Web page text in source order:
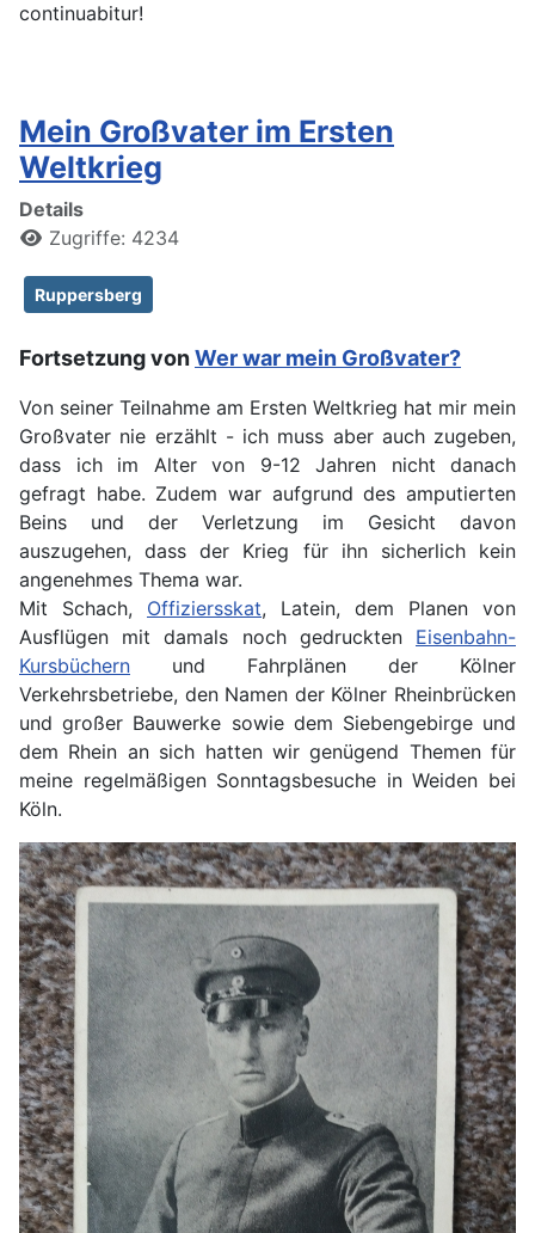
continuabitur!
Mein Großvater im Ersten
Weltkrieg
Details
Zugriffe: 4234
Ruppersberg
Fortsetzung vonWer war mein Großvater?
Von seiner Teilnahme am Ersten Weltkrieg hat mir mein
Großvater nie erzählt - ich muss aber auch zugeben,
dass ich im Alter von 9-12 Jahren nicht danach
gefragt habe. Zudem war aufgrund des amputierten
Beins und der Verletzung im Gesicht davon
auszugehen, dass der Krieg für ihn sicherlich kein
angenehmes Thema war.
Mit Schach, Offiziersskat, Latein, dem Planen von
Ausflügen mit damals noch gedruckten Eisenbahn-
Kursbüchern und Fahrplänen der Kölner
Verkehrsbetriebe, den Namen der Kölner Rheinbrücken
und großer Bauwerke sowie dem Siebengebirge und
dem Rhein an sich hatten wir genügend Themen für
meine regelmäßigen Sonntagsbesuche in Weiden bei
Köln.